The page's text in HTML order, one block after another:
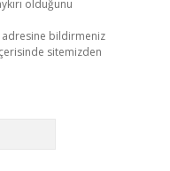
olduğunu
adresine bildirmeniz
sitemizden